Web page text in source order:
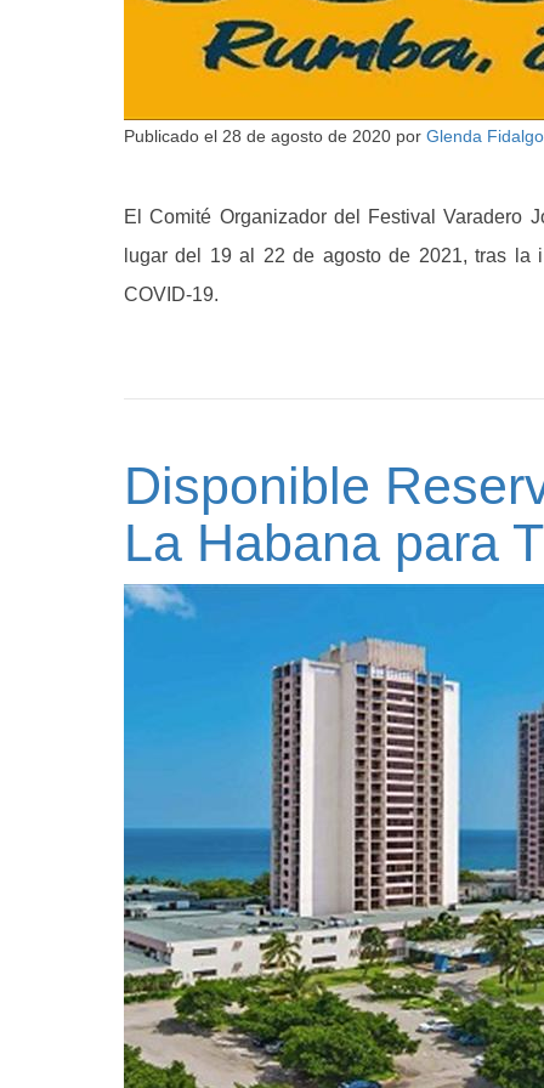
Publicado el 28 de agosto de 2020 por Glenda Fidalgo
El Comité Organizador del Festival Varadero
lugar del 19 al 22 de agosto de 2021, tras
COVID-19.
Disponible
La Habana para